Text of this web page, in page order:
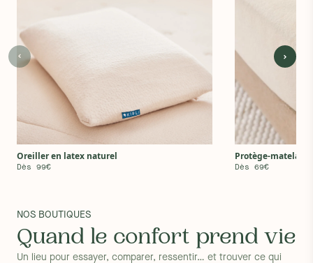
Oreiller en latex naturel
Dès 99€
Protège-matelas
Dès 69€
NOS BOUTIQUES
Quand le confort prend vie
Un lieu pour essayer, comparer, ressentir… et trouver ce qui